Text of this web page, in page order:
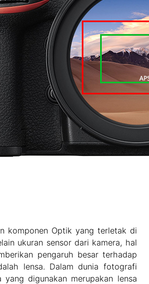
komponen Optik yang terletak di
ukuran sensor dari kamera, hal
pengaruh besar terhadap
lensa. Dalam dunia fotografi
yang digunakan merupakan lensa